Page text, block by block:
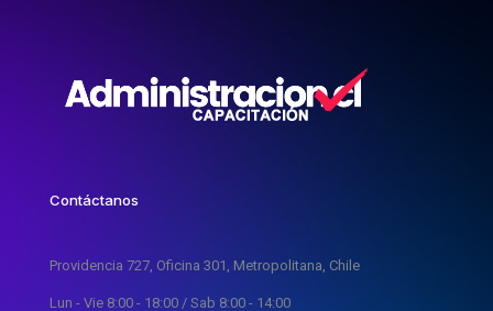
Contáctanos
Providencia 727, Oficina 301, Metropolitana, Chile
Lun - Vie 8:00 - 18:00 / Sab 8:00 - 14:00